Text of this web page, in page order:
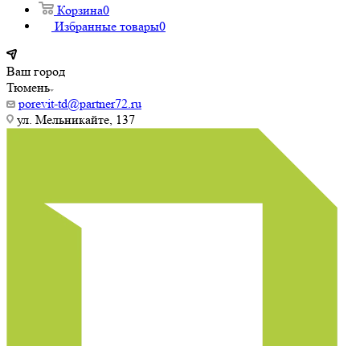
Корзина0
Избранные товары0
Ваш город
Тюмень
porevit-td@partner72.ru
ул. Мельникайте, 137